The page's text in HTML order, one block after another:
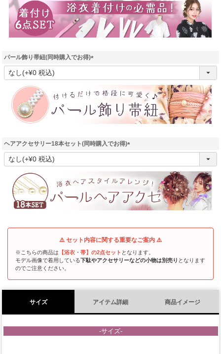
)
パール飾り帯紐(同時購入でお得)
(
ヘアアクセサリー18本セット(同時購入でお得)
(
須
)
⚠️ セット内容に関する重要なご案内 ⚠️
※こちらの商品は 【浴衣・帯】の2点セット となります。
モデル画像で着用している下駄やアクセサリーなどの小物は別売り となります
のでご注意ください。
サイズ アイテム詳細 商品イメージ
-サイズ-